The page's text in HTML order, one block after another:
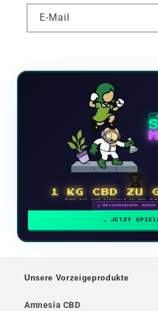
E-Mail
🏆
1 KG CBD ZU
Mach mit und klettere in der
🗓 BELOHNUNGEN JEDEN
JETZT
Unsere Vorzeigeprodukte
Amnesia CBD